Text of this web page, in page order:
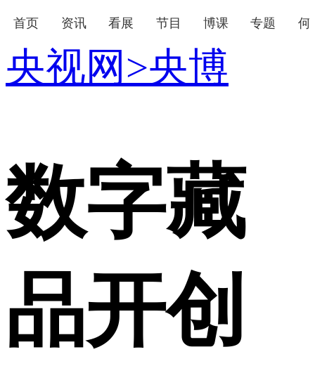
首页 资讯 看展 节目 博课 专题 何
下次自动登录
使用合作网站账号登录
央视网>央博
数字藏
品开创